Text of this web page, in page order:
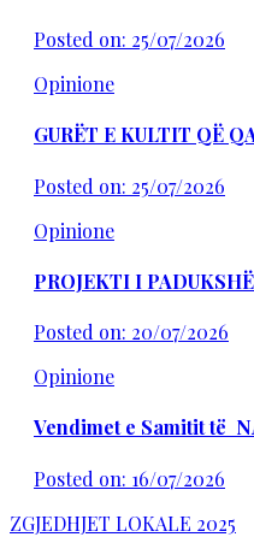
Posted on: 25/07/2026
Opinione
GURËT E KULTIT QË
Posted on: 25/07/2026
Opinione
PROJEKTI I
Posted on: 20/07/2026
Opinione
Vendimet e Samitit të
Posted on: 16/07/2026
ZGJEDHJET LOKALE 2025